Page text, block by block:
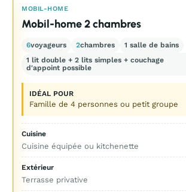
MOBIL-HOME
Mobil-home 2 chambres
6voyageurs 2chambres
1 salle de bains
1 lit double + 2 lits simples + couchage
d'appoint possible
IDÉAL POUR
Famille de 4 personnes ou petit groupe
Cuisine
Cuisine équipée ou kitchenette
Extérieur
Terrasse privative